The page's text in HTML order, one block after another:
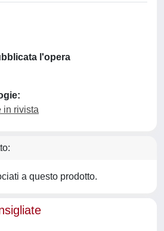
l'opera
in rivista
a questo prodotto.